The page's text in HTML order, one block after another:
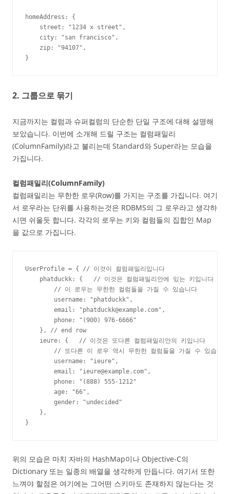
homeAddress: {
    street: "1234 x street",
    city: "san francisco",
    zip: "94107",
}
2. 그룹으로 묶기
지금까지는 컬럼과 슈퍼컬럼의 단순한 단일 구조에 대해 설명해
보았습니다. 이번에 소개해 드릴 구조는 컬럼패밀리
(ColumnFamily)라고 불리는데 Standard와 Super라는 모습을
가집니다.
컬럼패밀리(ColumnFamily)
컬럼패밀리는 무한한 로우(Row)를 가지는 구조를 가집니다. 여기
서 로우라는 단위를 사용하는것은 RDBMS의 그 로우라고 생각하
시면 쉬울듯 합니다. 각각의 로우는 키와 컬럼들의 집합인 Map
을 값으로 가집니다.
UserProfile = { // 이것이 컬럼패밀리입니다
    phatduckk: {   // 이것은 컬럼패밀리안에 있는 키입니다
        // 이 로우는 무한한 컬럼들을 가질 수 있습니다
        username: "phatduckk",
        email: "phatduckk@example.com",
        phone: "(900) 976-6666"
    }, // end row
    ieure: {   // 이것은 또다른 컬럼패밀리안의 키입니다
        // 또다른 이 로우 역시 무한한 컬럼들을 가질 수 있습니다
        username: "ieure",
        email: "ieure@example.com",
        phone: "(888) 555-1212"
        age: "66",
        gender: "undecided"
    },
}
위의 모습은 마치 자바의 HashMap이나 Objective-C의
Dictionary 또는 일종의 배열을 생각하게 만듭니다. 여기서 또한
느껴야 할점은 여기에는 그어떤 스키마도 존재하지 않는다는 것